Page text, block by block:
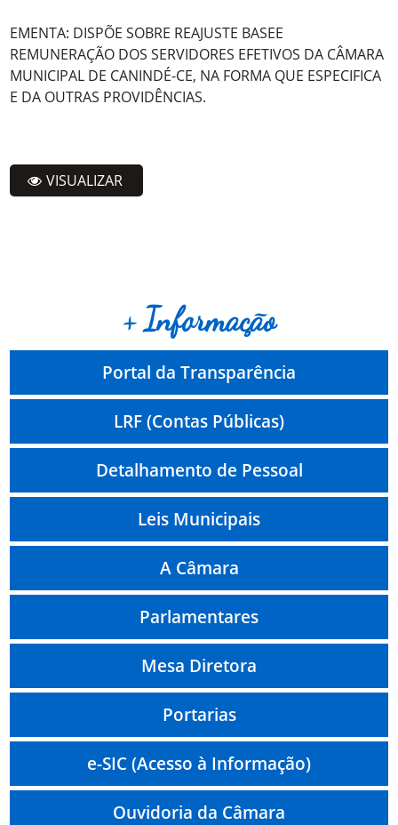
EMENTA: DISPÕE SOBRE REAJUSTE BASEE
REMUNERAÇÃO DOS SERVIDORES EFETIVOS DA CÂMARA
MUNICIPAL DE CANINDÉ-CE, NA FORMA QUE ESPECIFICA
E DA OUTRAS PROVIDÊNCIAS.
VISUALIZAR
+ Informação
Portal da Transparência
LRF (Contas Públicas)
Detalhamento de Pessoal
Leis Municipais
A Câmara
Parlamentares
Mesa Diretora
Portarias
e-SIC (Acesso à Informação)
Ouvidoria da Câmara